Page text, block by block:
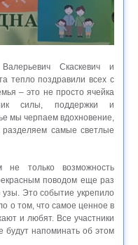
Скаскевич и
тепло поздравили всех с
– это не просто ячейка
силы, поддержки и
мы черпаем вдохновение,
самые светлые
не только возможность
поводом еще раз
Это событие укрепило
о том, что самое ценное в
и любят. Все участники
будут напоминать об этом